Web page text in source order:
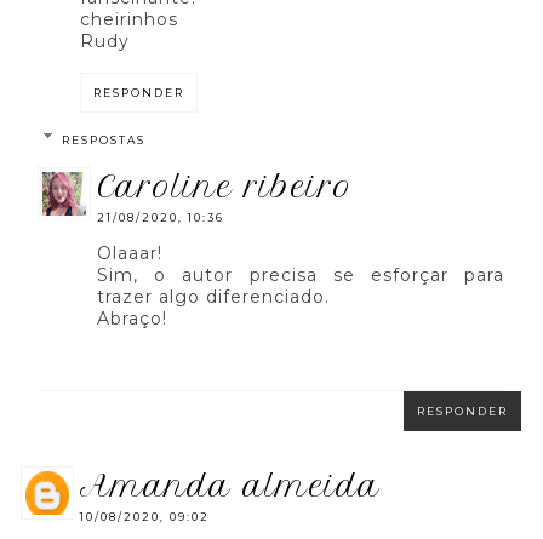
cheirinhos
Rudy
RESPONDER
RESPOSTAS
caroline ribeiro
21/08/2020, 10:36
Olaaar!
Sim, o autor precisa se esforçar para
trazer algo diferenciado.
Abraço!
RESPONDER
amanda almeida
10/08/2020, 09:02